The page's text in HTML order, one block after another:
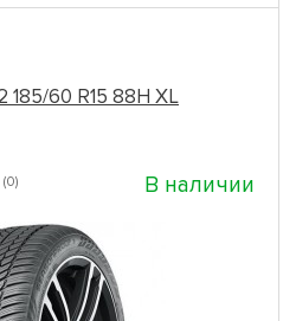
60 R15 88H XL
В наличии